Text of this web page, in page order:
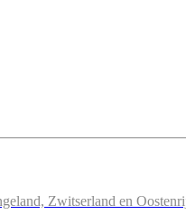
Zwitserland en